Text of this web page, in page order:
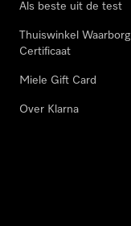
Als beste uit de test
Thuiswinkel Waarborg
Certificaat
Miele Gift Card
Over Klarna